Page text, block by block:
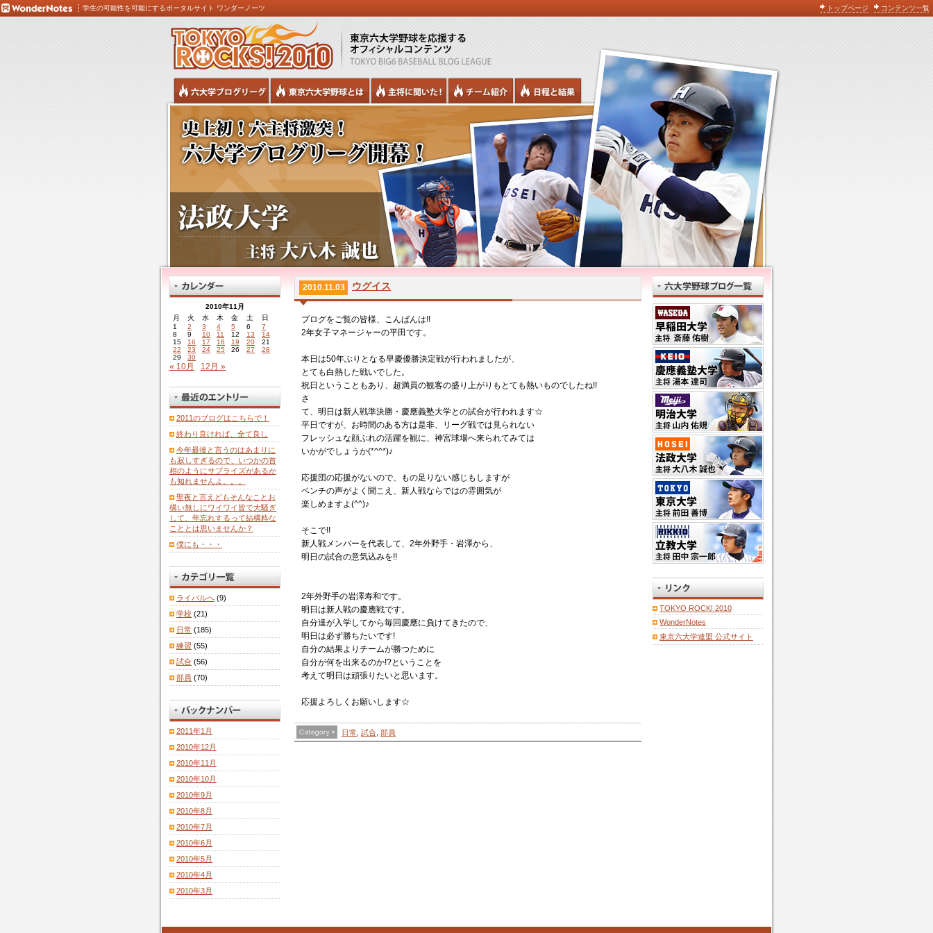
学生の可能性を可能にするポータルサイト ワンダーノーツ トップページ コンテンツ一覧
2010.11.03 ウグイス
ブログをご覧の皆様、こんばんは!!
2年女子マネージャーの平田です。
本日は50年ぶりとなる早慶優勝決定戦が行われましたが、
とても白熱した戦いでした。
祝日ということもあり、超満員の観客の盛り上がりもとても熱いものでしたね!!
さ
て、明日は新人戦準決勝・慶應義塾大学との試合が行われます☆
平日ですが、お時間のある方は是非、リーグ戦では見られない
フレッシュな顔ぶれの活躍を観に、神宮球場へ来られてみては
いかがでしょうか(*^^*)♪
応援団の応援がないので、もの足りない感じもしますが
ベンチの声がよく聞こえ、新人戦ならではの雰囲気が
楽しめますよ(^^)♪
そこで!!
新人戦メンバーを代表して、2年外野手・岩澤から、
明日の試合の意気込みを!!
2年外野手の岩澤寿和です。
明日は新人戦の慶應戦です。
自分達が入学してから毎回慶應に負けてきたので、
明日は必ず勝ちたいです!
自分の結果よりチームが勝つために
自分が何を出来るのか!?ということを
考えて明日は頑張りたいと思います。
応援よろしくお願いします☆
日常 試合 部員
TOKYO ROCK! 2010
WonderNotes
東京六大学連盟 公式サイト
2010年11月
月
火 水 木 金 土
日
1
2 3 4 5 6
7
8
9 10 11 12 13
14
15
16 17 18 19 20
21
22
23 24 25 26 27
28
29
30
« 10月 12月 »
2011のブログはこちらで！
終わり良ければ、全て良し
今年最後と言うのはあまりに
も寂しすぎるので、いつかの首
相のようにサプライズがあるか
も知れませんよ。。。
聖夜と言えどもそんなことお
構い無しにワイワイ皆で大騒ぎ
して、年忘れするって結構粋な
こととは思いませんか？
僕にも・・・
ライバルへ (9)
学校 (21)
日常 (185)
練習 (55)
試合 (56)
部員 (70)
2011年1月
2010年12月
2010年11月
2010年10月
2010年9月
2010年8月
2010年7月
2010年6月
2010年5月
2010年4月
2010年3月